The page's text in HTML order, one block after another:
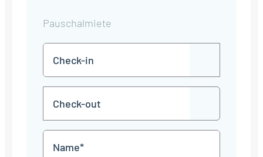
Pauschalmiete
in
TT
Punkt
MM
JJJJ
TT
Punkt
MM
JJJJ